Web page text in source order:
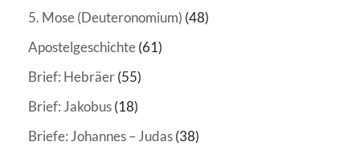
5. Mose (Deuteronomium) (48)
Apostelgeschichte(61)
Brief: Hebräer(55)
Brief: Jakobus(18)
Briefe: Johannes – Judas(38)